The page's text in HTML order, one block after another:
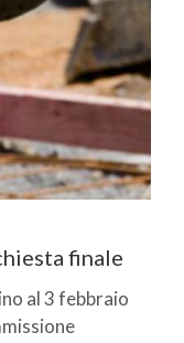
finale
al 3 febbraio